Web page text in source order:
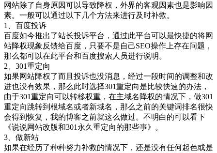
网站除了自身原因可以导致降权，外界的客观因素也是影响因
素。一般可以通过以下几个方法来进行及时补救。
1、百度投诉
百度如今推出了站长投诉平台，通过此平台可以最快捷的将网
站降权现象反馈给百度，只要不是自己SEO操作上存在问题，
那么都可以在此平台和百度搜索人员进行说明。
2、301重定向
如果网站降权了而且投诉也没消息，经过一段时间的调整和改
进也没有效果，那么此时选择301重定向是比较快速的办法，
由于301重定向可以转移权重，在主域名降权的情况下，做301
重定向跳转到根域名或者新域名，那么之前的关键词排名很快
会得到恢复，我的博客之前就这么做过。不明白的可以看下
《说说网站改版和301永久重定向的那些事》。
3、做新站
如果在经历了种种努力补救的情况下，还是没有任何起色或是